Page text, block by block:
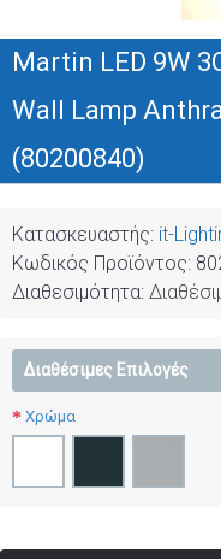
Martin LED 9W
Wall Lamp
(80200840)
Κατασκευαστής: it-
Κωδικός Προϊόντος:
Διαθεσιμότητα:
Διαθέσιμες Επιλογές
Χρώμα